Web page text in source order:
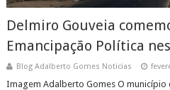
Delmiro Gouveia
Emancipação Política
Blog Adalberto Gomes Noticias
Imagem Adalberto Gomes O município